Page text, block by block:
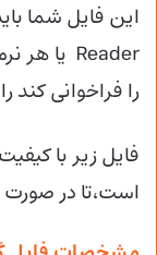
را فراخوانی کند
فایل زیر با
است،تا در صورت